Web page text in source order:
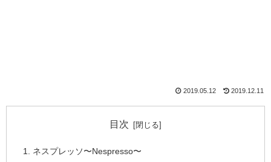
2019.05.12 2019.12.11
目次
ネスプレッソ〜Nespresso〜